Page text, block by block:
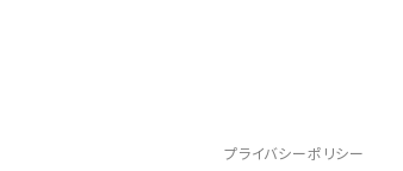
プライバシーポリシー